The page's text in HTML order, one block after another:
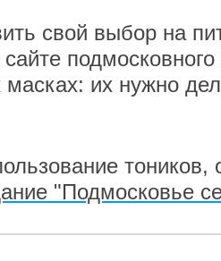
свой выбор на
их нужно
"Подмосковье